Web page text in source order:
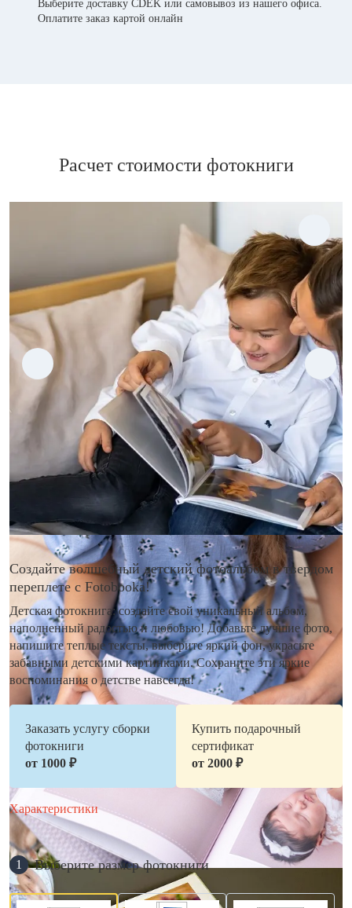
Выберите доставку CDEK или самовывоз из нашего офиса.
Оплатите заказ картой онлайн
Расчет стоимости фотокниги
Создайте волшебный детский фотоальбом в твердом
переплете с Fotobooka!
Детская фотокнига: создайте свой уникальный альбом,
наполненный радостью и любовью! Добавьте лучшие фото,
напишите теплые тексты, выберите яркий фон, украсьте
забавными детскими картинками. Сохраните эти яркие
воспоминания о детстве навсегда!
Заказать услугу сборки
фотокниги
от 1000 ₽
Купить подарочный
сертификат
от 2000 ₽
Характеристики
1 Выберите размер фотокниги